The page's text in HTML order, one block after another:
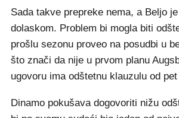
Sada takve prepreke nema, a Beljo
dolaskom. Problem bi mogla biti
prošlu sezonu proveo na posudbi u
što znači da nije u prvom planu
ugovoru ima odštetnu klauzulu od
Dinamo pokušava dogovoriti nižu